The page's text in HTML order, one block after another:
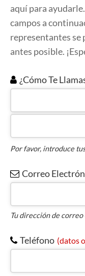
aquí para
campos a
representantes se
antes posible.
Company
Name
¿Cómo Te
Por favor, introduce
Correo
Tu dirección de
Teléfono (datos